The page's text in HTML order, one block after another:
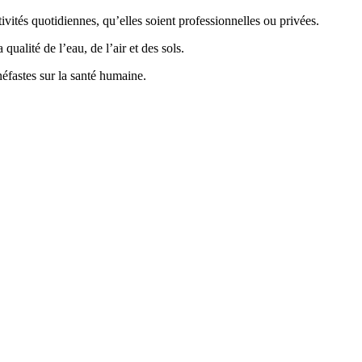
quotidiennes, qu’elles soient professionnelles ou privées.
de l’eau, de l’air et des sols.
sur la santé humaine.